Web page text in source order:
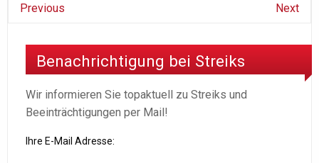
Previous
Next
Benachrichtigung bei Streiks
Wir informieren Sie topaktuell zu Streiks und
Beeinträchtigungen per Mail!
Ihre E-Mail Adresse: